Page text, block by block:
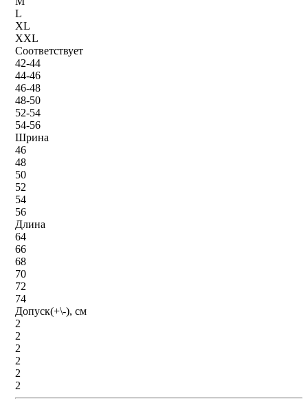
L
XL
XXL
Соответствует
42-44
44-46
46-48
48-50
52-54
54-56
Шрина
46
48
50
52
54
56
Длина
64
66
68
70
72
74
Допуск(+\-), см
2
2
2
2
2
2